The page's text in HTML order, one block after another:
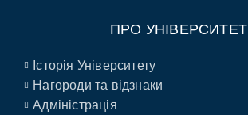
ПРО УНІВЕРСИТЕТ
Історія Університету
Нагороди та відзнаки
Адміністрація